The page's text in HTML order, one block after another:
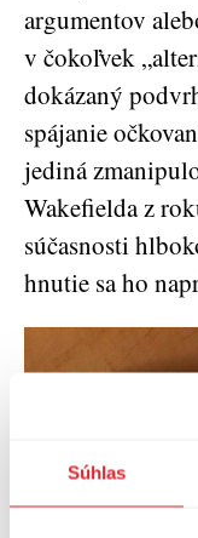
Súhlas
argumentov
v čokoľvek
dokázaný
spájanie
jediná
Wakefielda z
súčasnosti
hnutie sa ho